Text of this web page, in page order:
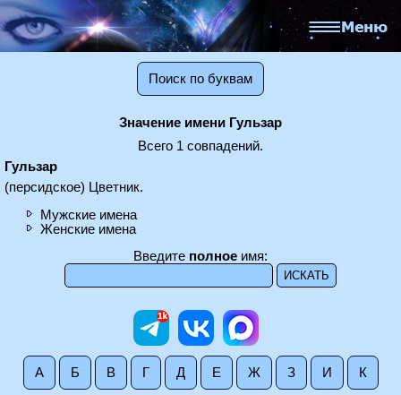
Поиск по буквам
Значение имени Гульзар
Всего 1 совпадений.
Гульзар
(персидское) Цветник.
Мужские имена
Женские имена
Введите полное имя:
А Б В Г Д Е Ж З И К